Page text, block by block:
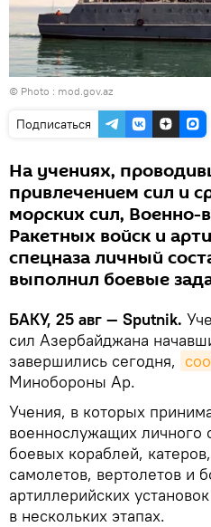
© Photo : mod.gov.az
Подписаться
На учениях,
привлечением сил и
морских сил,
Ракетных войск и
спецназа личный
выполнил боевые
БАКУ, 25 авг — Sputnik.
сил Азербайджана
завершились сегодня,
Минобороны Ар.
Учения, в которых
военнослужащих личного
боевых кораблей,
самолетов, вертолетов и
артиллерийских
в нескольких этапах.